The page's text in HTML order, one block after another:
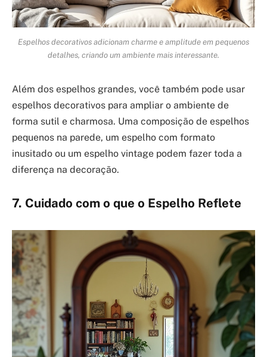
Espelhos decorativos adicionam charme e amplitude em pequenos
detalhes, criando um ambiente mais interessante.
Além dos espelhos grandes, você também pode usar
espelhos decorativos para ampliar o ambiente de
forma sutil e charmosa. Uma composição de espelhos
pequenos na parede, um espelho com formato
inusitado ou um espelho vintage podem fazer toda a
diferença na decoração.
7. Cuidado com o que o Espelho Reflete